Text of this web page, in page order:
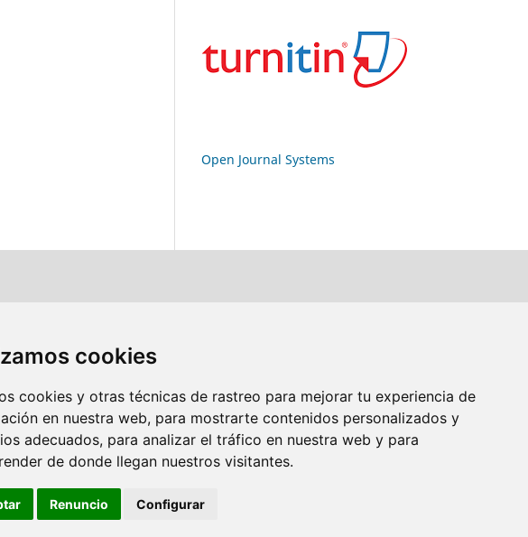
cookies
cookies y otras técnicas de rastreo para mejorar tu experiencia de
en nuestra web, para mostrarte contenidos personalizados y
adecuados, para analizar el tráfico en nuestra web y para
de donde llegan nuestros visitantes.
Renuncio Configurar
Open Journal Systems